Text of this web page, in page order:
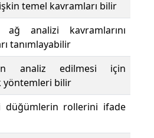
temel kavramları bilir
analizi kavramlarını
tanımlayabilir
analiz edilmesi için
yöntemleri bilir
düğümlerin rollerini ifade